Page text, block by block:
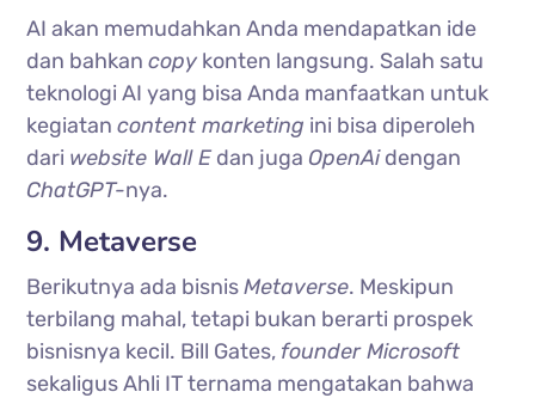
AI akan memudahkan Anda mendapatkan ide
dan bahkancopy konten langsung. Salah satu
teknologi AI yang bisa Anda manfaatkan untuk
kegiatancontent marketing ini bisa diperoleh
dari website Wall E dan juga OpenAidengan
ChatGPT-nya.
9. Metaverse
Berikutnya ada bisnisMetaverse. Meskipun
terbilang mahal, tetapi bukan berarti prospek
bisnisnya kecil. Bill Gates, founder Microsoft
sekaligus Ahli IT ternama mengatakan bahwa